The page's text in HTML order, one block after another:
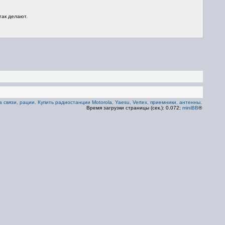
делают.
связи, рации. Купить радиостанции Motorola, Yaesu, Vertex, приемники, антенны.
Время загрузки страницы (сек.): 0.072; miniBB®